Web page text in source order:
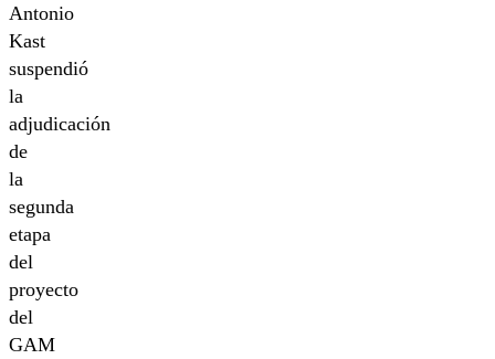
Antonio
Kast
suspendió
la
adjudicación
de
la
segunda
etapa
del
proyecto
del
GAM